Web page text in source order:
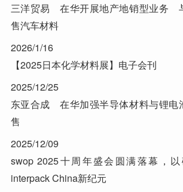
三洋贸易 在华开展地产地销型业务
售汽车材料
2026/1/16
【2025日本化学材料展】电子会刊
2025/12/25
东亚合成 在华加强半导体材料与锂电
售
2025/12/09
swop 2025十周年盛会圆满落幕，
interpack China新纪元